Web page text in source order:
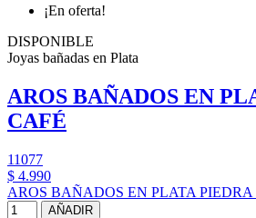
¡En oferta!
DISPONIBLE
Joyas bañadas en Plata
AROS BAÑADOS EN
CAFÉ
11077
$ 4.990
AROS BAÑADOS EN PLATA PIEDRA
AÑADIR